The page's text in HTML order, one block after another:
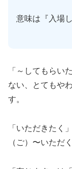
意味は『入場
「～してもらい
ない、とてもや
す。
「いただきたく
（ご）〜いただ